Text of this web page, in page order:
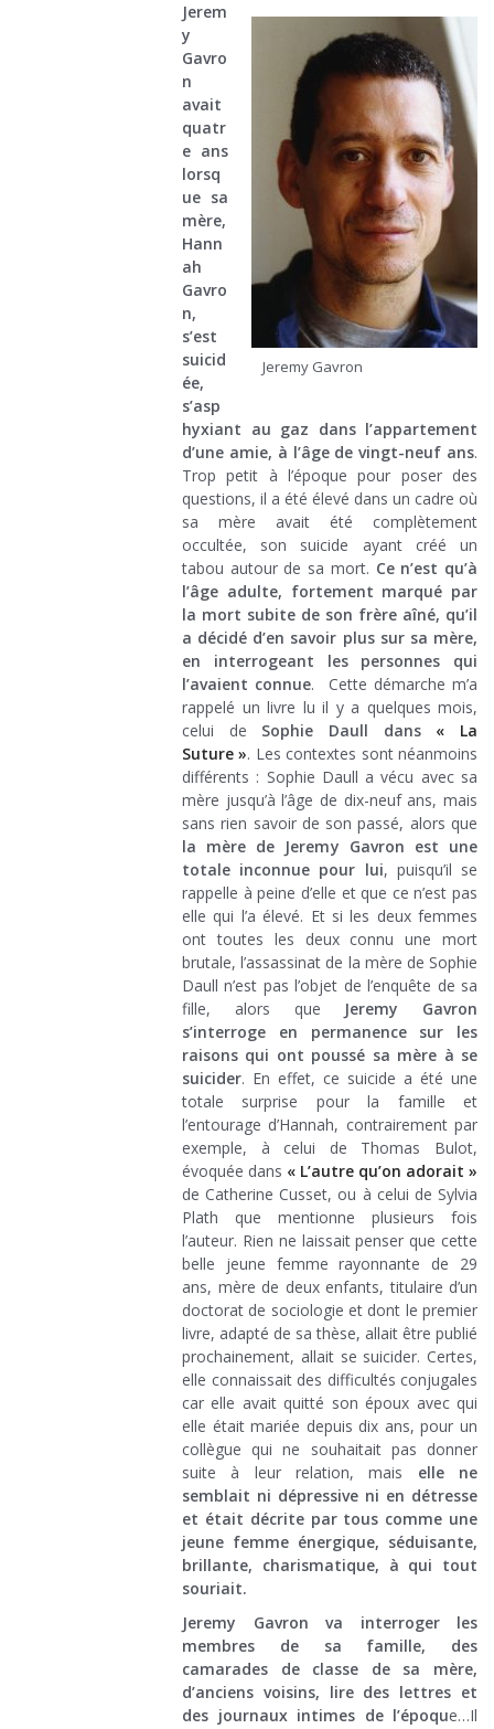
Jeremy Gavron
Jerem
y
Gavro
n
avait
quatr
e ans
lorsq
ue sa
mère,
Hann
ah
Gavro
n,
s’est
suicid
ée,
s’asp
hyxiant au gaz dans l’appartement
d’une amie, à l’âge de vingt-neuf ans.
Trop petit à l’époque pour poser des
questions, il a été élevé dans un cadre où
sa mère avait été complètement
occultée, son suicide ayant créé un
tabou autour de sa mort. Ce n’est qu’à
l’âge adulte, fortement marqué par
la mort subite de son frère aîné, qu’il
a décidé d’en savoir plus sur sa mère,
en interrogeant les personnes qui
l’avaient connue. Cette démarche m’a
rappelé un livre lu il y a quelques mois,
celui de Sophie Daull dans « La
Suture ». Les contextes sont néanmoins
différents : Sophie Daull a vécu avec sa
mère jusqu’à l’âge de dix-neuf ans, mais
sans rien savoir de son passé, alors que
la mère de Jeremy Gavron est une
totale inconnue pour lui, puisqu’il se
rappelle à peine d’elle et que ce n’est pas
elle qui l’a élevé. Et si les deux femmes
ont toutes les deux connu une mort
brutale, l’assassinat de la mère de Sophie
Daull n’est pas l’objet de l’enquête de sa
fille, alors que Jeremy Gavron
s’interroge en permanence sur les
raisons qui ont poussé sa mère à se
suicider. En effet, ce suicide a été une
totale surprise pour la famille et
l’entourage d’Hannah, contrairement par
exemple, à celui de Thomas Bulot,
évoquée dans « L’autre qu’on adorait »
de Catherine Cusset, ou à celui de Sylvia
Plath que mentionne plusieurs fois
l’auteur. Rien ne laissait penser que cette
belle jeune femme rayonnante de 29
ans, mère de deux enfants, titulaire d’un
doctorat de sociologie et dont le premier
livre, adapté de sa thèse, allait être publié
prochainement, allait se suicider. Certes,
elle connaissait des difficultés conjugales
car elle avait quitté son époux avec qui
elle était mariée depuis dix ans, pour un
collègue qui ne souhaitait pas donner
suite à leur relation, mais elle ne
semblait ni dépressive ni en détresse
et était décrite par tous comme une
jeune femme énergique, séduisante,
brillante, charismatique, à qui tout
souriait.
Jeremy Gavron va interroger les
membres de sa famille, des
camarades de classe de sa mère,
d’anciens voisins, lire des lettres et
des journaux intimes de l’époque…Il